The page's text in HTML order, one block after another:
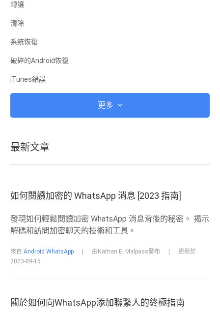
轉讓
清除
系統恢復
破碎的Android恢復
iTunes錯誤
iTunes
iOS恢復模式
Android ROM
升級
凍結
更多
最新文章
如何閱讀加密的 WhatsApp 消息 [2023 指南]
發現如何輕鬆閱讀加密 WhatsApp 消息背後的秘密。 揭示
解碼和訪問加密聊天的技術和工具。
來自Android WhatsApp 由Nathan E. Malpass發布
更新於
2023-09-15
關於如何向WhatsApp添加聯繫人的終極指南